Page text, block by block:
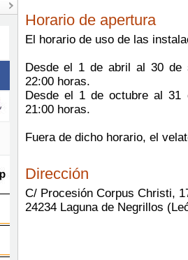
Horario de apertura
El horario de uso de las
Desde el 1 de abril al 30 de
22:00 horas.
Desde el 1 de octubre al 31
21:00 horas.
Fuera de dicho horario, el
Dirección
C/ Procesión Corpus Christi,
24234 Laguna de Negrillos